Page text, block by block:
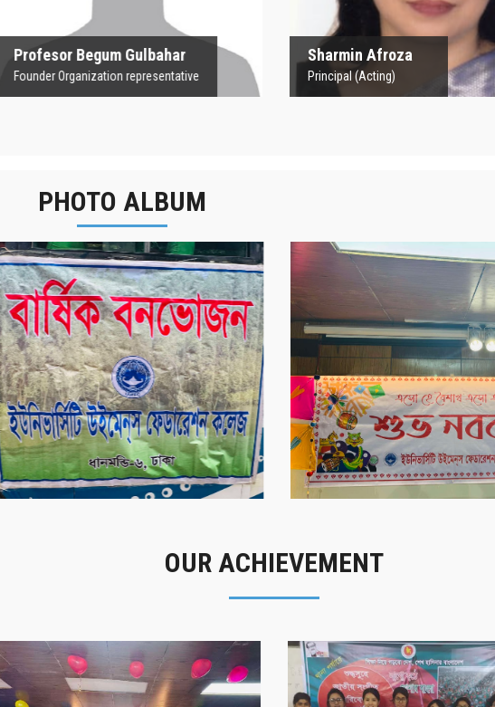
Profesor Begum Gulbahar
Founder Organization representative
Sharmin Afroza
Principal (Acting)
PHOTO ALBUM
বার্ষিক বনভোজন ২০২৫ বাংলা নববর্ষ ১৪৩২ উদযাপন
OUR ACHIEVEMENT